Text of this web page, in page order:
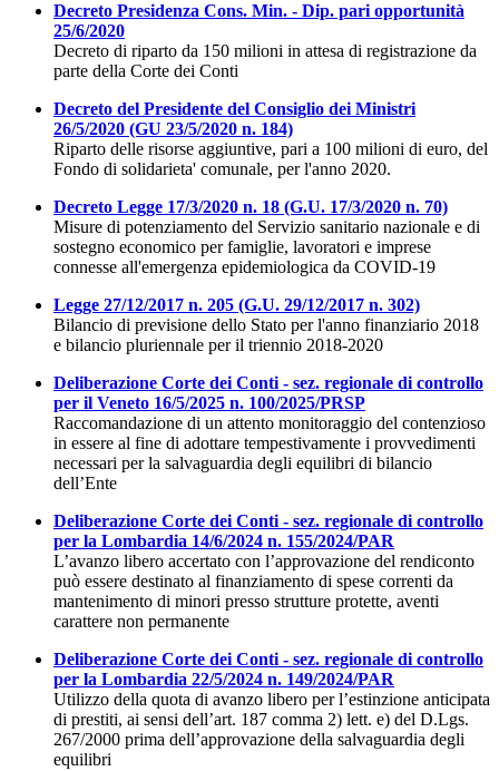
Decreto Presidenza Cons. Min. - Dip. pari opportunità
25/6/2020
Decreto di riparto da 150 milioni in attesa di registrazione da
parte della Corte dei Conti
Decreto del Presidente del Consiglio dei Ministri
26/5/2020 (GU 23/5/2020 n. 184)
Riparto delle risorse aggiuntive, pari a 100 milioni di euro, del
Fondo di solidarieta' comunale, per l'anno 2020.
Decreto Legge 17/3/2020 n. 18 (G.U. 17/3/2020 n. 70)
Misure di potenziamento del Servizio sanitario nazionale e di
sostegno economico per famiglie, lavoratori e imprese
connesse all'emergenza epidemiologica da COVID-19
Legge 27/12/2017 n. 205 (G.U. 29/12/2017 n. 302)
Bilancio di previsione dello Stato per l'anno finanziario 2018
e bilancio pluriennale per il triennio 2018-2020
Deliberazione Corte dei Conti - sez. regionale di controllo
per il Veneto 16/5/2025 n. 100/2025/PRSP
Raccomandazione di un attento monitoraggio del contenzioso
in essere al fine di adottare tempestivamente i provvedimenti
necessari per la salvaguardia degli equilibri di bilancio
dell’Ente
Deliberazione Corte dei Conti - sez. regionale di controllo
per la Lombardia 14/6/2024 n. 155/2024/PAR
L’avanzo libero accertato con l’approvazione del rendiconto
può essere destinato al finanziamento di spese correnti da
mantenimento di minori presso strutture protette, aventi
carattere non permanente
Deliberazione Corte dei Conti - sez. regionale di controllo
per la Lombardia 22/5/2024 n. 149/2024/PAR
Utilizzo della quota di avanzo libero per l’estinzione anticipata
di prestiti, ai sensi dell’art. 187 comma 2) lett. e) del D.Lgs.
267/2000 prima dell’approvazione della salvaguardia degli
equilibri